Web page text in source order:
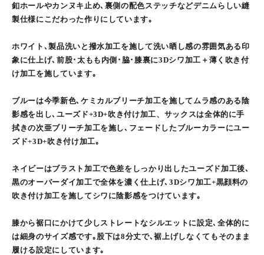
釦ホールやカンヌキ止め､裏側の配色ステッチなどデニムらしい縫
製仕様にこだわった作りにしています｡
ホワイト､製品洗いと撥水加工を施して洗い晒し感の雰囲気ある印
象に仕上げ､前股･太もも内側･脇･膝裏に3Dシワ加工＋薄く吹き付
け加工を施しています｡
ブルーは今季新色､ケミカルブリーチ加工を施してムラ感のある陰
影感を出し､ユーズド+3D+吹き付け加工、サックスは全体的に手
拭きの次亜ブリーチ加工を施し､フェードしたブルーカラーにユー
ズド+3D+吹き付け加工｡
ネイビーはブラスト加工で色差をしっかり出したユーズド加工後､
黒のオーバーダイ加工で全体を濃く仕上げ､3Dシワ加工+黒顔料の
吹き付け加工を施してシワに陰影感をつけています｡
膝から裾口にかけて少しストレートなシルエットに設定､全体的に
は細身のサイズ感です｡股下は8分丈で､裾上げしなくてもそのまま
履ける設定にしています｡